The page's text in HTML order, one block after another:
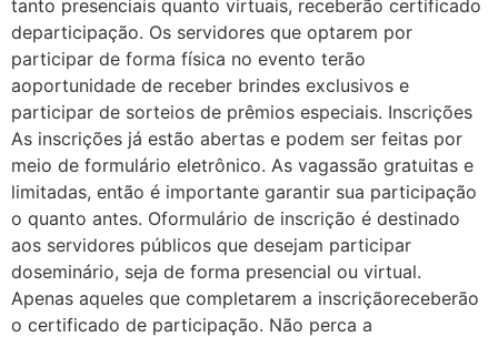
tanto presenciais quanto virtuais, receberão certificado
departicipação. Os servidores que optarem por
participar de forma física no evento terão
aoportunidade de receber brindes exclusivos e
participar de sorteios de prêmios especiais. Inscrições
As inscrições já estão abertas e podem ser feitas por
meio de formulário eletrônico. As vagassão gratuitas e
limitadas, então é importante garantir sua participação
o quanto antes. Oformulário de inscrição é destinado
aos servidores públicos que desejam participar
doseminário, seja de forma presencial ou virtual.
Apenas aqueles que completarem a inscriçãoreceberão
o certificado de participação. Não perca a